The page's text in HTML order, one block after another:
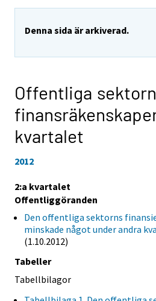
Denna sida är arkiverad.
Offentliga
kvartalet
2012
2:a kvartalet
Offentliggöranden
Den offentliga sektorns
minskade något under andra
(1.10.2012)
Tabeller
Tabellbilagor